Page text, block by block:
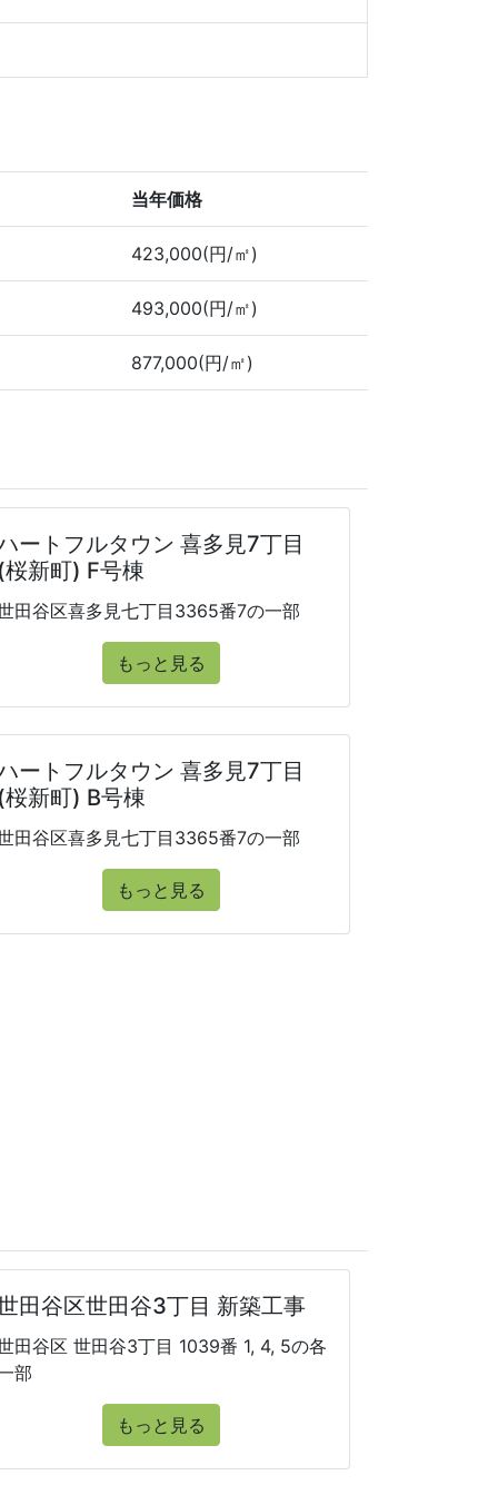
当年価格
423,000(円/㎡)
493,000(円/㎡)
877,000(円/㎡)
ートフルタウン 喜多見7丁目
新町) F号棟
田谷区喜多見七丁目3365番7の一部
もっと見る
ートフルタウン 喜多見7丁目
新町) B号棟
田谷区喜多見七丁目3365番7の一部
もっと見る
田谷区世田谷3丁目 新築工事
田谷区 世田谷3丁目 1039番 1, 4, 5の各
部
もっと見る